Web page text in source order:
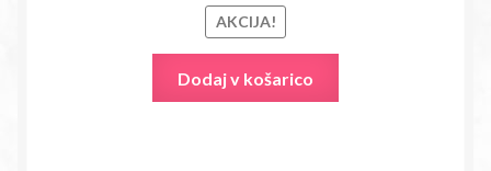
AKCIJA!
Dodaj v košarico